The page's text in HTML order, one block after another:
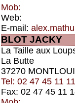
Mob:
Web:
E-mail:
BLOT JACKY
La Taille aux
La Butte
37270
Tel: 02 47 45 11 11
Fax: 02 47 45 11